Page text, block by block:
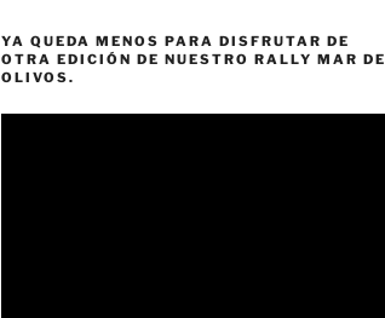
un
«clic».
YA QUEDA MENOS PARA DISFRUTAR DE
OTRA EDICIÓN DE NUESTRO RALLY MAR DE
OLIVOS.